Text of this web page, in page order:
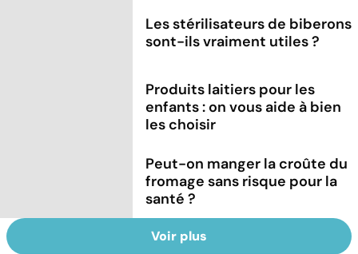
Les stérilisateurs de biberons
sont-ils vraiment utiles ?
Produits laitiers pour les
enfants : on vous aide à bien
les choisir
Peut-on manger la croûte du
fromage sans risque pour la
santé ?
Voir plus